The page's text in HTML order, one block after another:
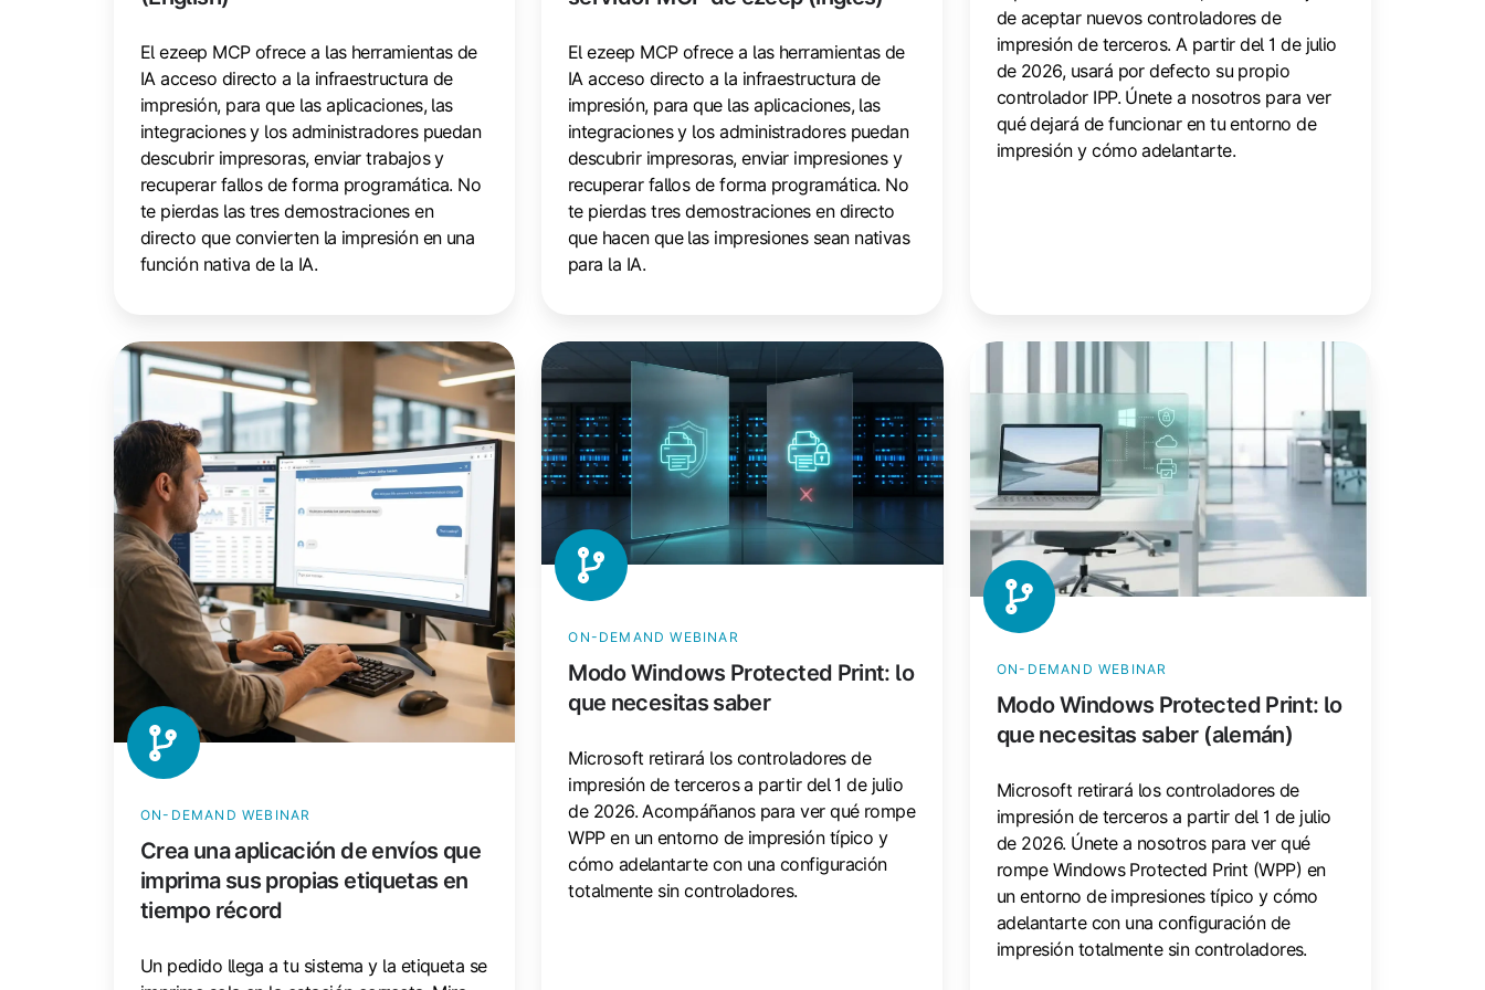
El ezeep MCP ofrece a las herramientas de
IA acceso directo a la infraestructura de
impresión, para que las aplicaciones, las
integraciones y los administradores puedan
descubrir impresoras, enviar trabajos y
recuperar fallos de forma programática. No
te pierdas las tres demostraciones en
directo que convierten la impresión en una
función nativa de la IA.
El ezeep MCP ofrece a las herramientas de
IA acceso directo a la infraestructura de
impresión, para que las aplicaciones, las
integraciones y los administradores puedan
descubrir impresoras, enviar impresiones y
recuperar fallos de forma programática. No
te pierdas tres demostraciones en directo
que hacen que las impresiones sean nativas
para la IA.
de aceptar nuevos controladores de
impresión de terceros. A partir del 1 de julio
de 2026, usará por defecto su propio
controlador IPP. Únete a nosotros para ver
qué dejará de funcionar en tu entorno de
impresión y cómo adelantarte.
Crea
una
aplicación
de
envíos
que
imprima
sus
propias
etiquetas
tiempo
récord
ON-DEMAND WEBINAR
Crea una aplicación de envíos que
imprima sus propias etiquetas en
tiempo récord
Un pedido llega a tu sistema y la etiqueta se
Modo
Windows
Protected
Print:
lo
que
necesitas
saber
ON-DEMAND WEBINAR
Modo Windows Protected Print: lo
que necesitas saber
Microsoft retirará los controladores de
impresión de terceros a partir del 1 de julio
de 2026. Acompáñanos para ver qué rompe
WPP en un entorno de impresión típico y
cómo adelantarte con una configuración
totalmente sin controladores.
Protected
Print:
lo
que
necesitas
saber
(alemán)
ON-DEMAND WEBINAR
Modo Windows Protected Print: lo
que necesitas saber (alemán)
Microsoft retirará los controladores de
impresión de terceros a partir del 1 de julio
de 2026. Únete a nosotros para ver qué
rompe Windows Protected Print (WPP) en
un entorno de impresiones típico y cómo
adelantarte con una configuración de
impresión totalmente sin controladores.